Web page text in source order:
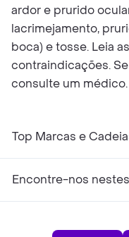
ardor e prurido
lacrimejamento,
boca) e tosse. Leia
contraindicações.
consulte um médico.
Top Marcas e
Encontre-nos